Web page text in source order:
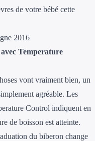
de votre bébé cette
2016
Temperature
vont vraiment bien, un
agréable. Les
Control indiquent en
de boisson est atteinte.
du biberon change